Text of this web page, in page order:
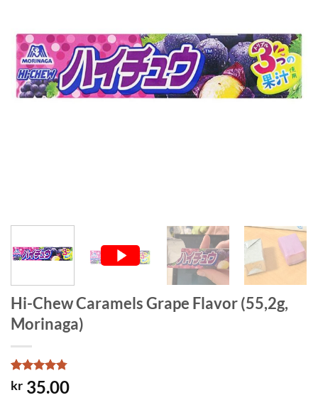
Hi-Chew Caramels Grape Flavor (55,2g,
Morinaga)
Rated4.78
out of 5
9
kr 35.00